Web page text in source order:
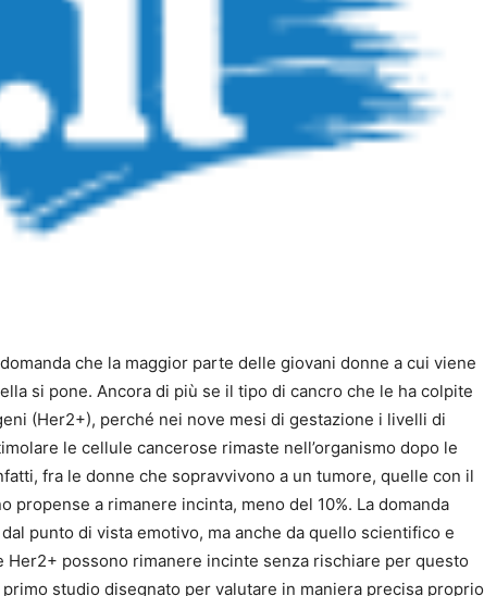
che la maggior parte delle giovani donne a cui viene
si pone. Ancora di più se il tipo di cancro che le ha colpite
(Her2+), perché nei nove mesi di gestazione i livelli di
le cellule cancerose rimaste nell’organismo dopo le
fra le donne che sopravvivono a un tumore, quelle con il
propense a rimanere incinta, meno del 10%. La domanda
punto di vista emotivo, ma anche da quello scientifico e
possono rimanere incinte senza rischiare per questo
studio disegnato per valutare in maniera precisa proprio